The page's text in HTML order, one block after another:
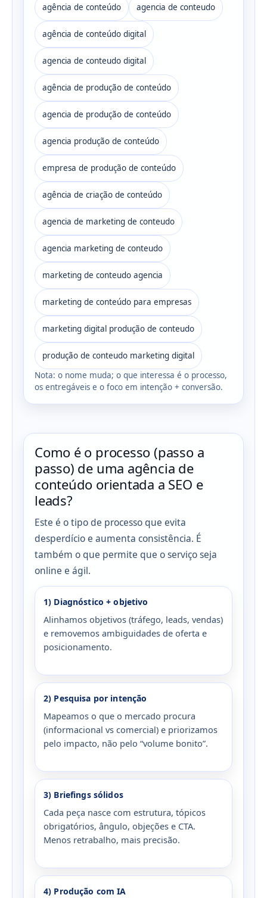
agência de conteúdo agencia de conteudo
agência de conteúdo digital
agencia de conteudo digital
agência de produção de conteúdo
agencia de produção de conteúdo
agencia produção de conteúdo
empresa de produção de conteúdo
agência de criação de conteúdo
agencia de marketing de conteudo
agencia marketing de conteudo
marketing de conteudo agencia
marketing de conteúdo para empresas
marketing digital produção de conteudo
produção de conteudo marketing digital
Nota: o nome muda; o que interessa é o processo,
os entregáveis e o foco em intenção + conversão.
Como é o processo (passo a
passo) de uma agência de
conteúdo orientada a SEO e
leads?
Este é o tipo de processo que evita
desperdício e aumenta consistência. É
também o que permite que o serviço seja
online e ágil.
1) Diagnóstico + objetivo
Alinhamos objetivos (tráfego, leads, vendas)
e removemos ambiguidades de oferta e
posicionamento.
2) Pesquisa por intenção
Mapeamos o que o mercado procura
(informacional vs comercial) e priorizamos
pelo impacto, não pelo “volume bonito”.
3) Briefings sólidos
Cada peça nasce com estrutura, tópicos
obrigatórios, ângulo, objeções e CTA.
Menos retrabalho, mais precisão.
4) Produção com IA